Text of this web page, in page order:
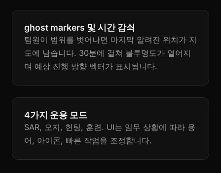
ghost markers 및 시간 감쇠
팀원이 범위를 벗어나면 마지막 알려진 위치가 지
도에 남습니다. 30분에 걸쳐 불투명도가 옅어지
며 예상 진행 방향 벡터가 표시됩니다.
4가지 운용 모드
SAR, 오지, 헌팅, 훈련. UI는 임무 상황에 따라 용
어, 아이콘, 빠른 작업을 조정합니다.